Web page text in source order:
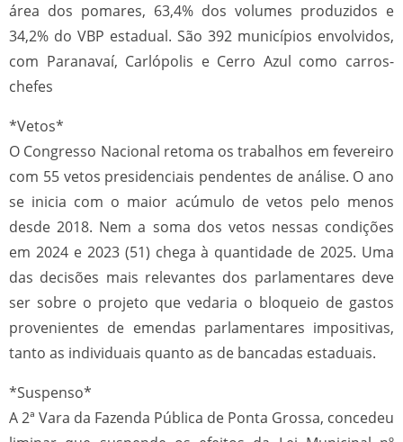
área dos pomares, 63,4% dos volumes produzidos e
34,2% do VBP estadual. São 392 municípios envolvidos,
com Paranavaí, Carlópolis e Cerro Azul como carros-
chefes
*Vetos*
O Congresso Nacional retoma os trabalhos em fevereiro
com 55 vetos presidenciais pendentes de análise. O ano
se inicia com o maior acúmulo de vetos pelo menos
desde 2018. Nem a soma dos vetos nessas condições
em 2024 e 2023 (51) chega à quantidade de 2025. Uma
das decisões mais relevantes dos parlamentares deve
ser sobre o projeto que vedaria o bloqueio de gastos
provenientes de emendas parlamentares impositivas,
tanto as individuais quanto as de bancadas estaduais.
*Suspenso*
A 2ª Vara da Fazenda Pública de Ponta Grossa, concedeu